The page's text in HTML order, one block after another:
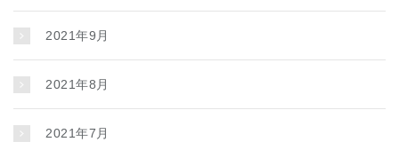
2021年9月
2021年8月
2021年7月